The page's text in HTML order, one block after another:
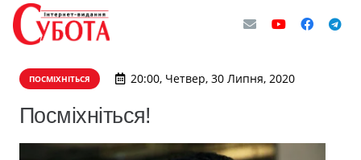
ПОСМІХНІТЬСЯ 20:00, Четвер, 30 Липня, 2020
Посміхніться!